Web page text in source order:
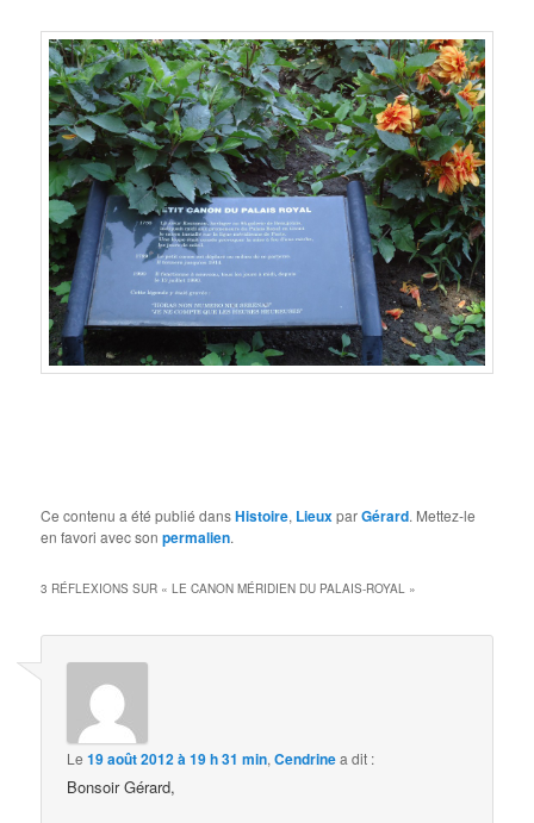
Ce contenu a été publié dansHistoire, LieuxparGérard. Mettez-le
en favori avec sonpermalien.
3 RÉFLEXIONS SUR «LE CANON MÉRIDIEN DU PALAIS-ROYAL »
Le19 août 2012 à 19 h 31 min,Cendrinea dit :
Bonsoir Gérard,